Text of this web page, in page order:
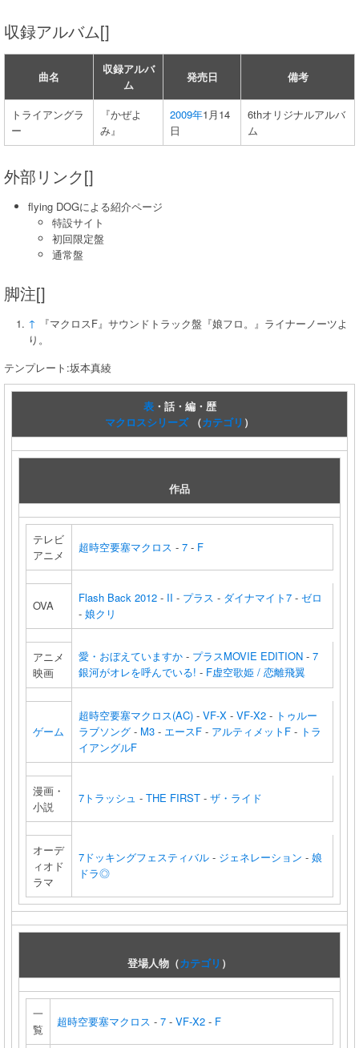
収録アルバム[]
曲名
収録アルバ
ム
発売日 備考
トライアングラ
ー
『かぜよ
み』
2009年1月14
日
6thオリジナルアルバ
ム
外部リンク[]
flying DOGによる紹介ページ
特設サイト
初回限定盤
通常盤
脚注[]
↑
『マクロスF』サウンドトラック盤『娘フロ。』ライナーノーツよ
り。
テンプレート:坂本真綾
表・話・編・歴
マクロスシリーズ（カテゴリ ）
作品
テレビ
アニメ
超時空要塞マクロス - 7 - F
OVA
Flash Back 2012 - II - プラス - ダイナマイト7 - ゼロ
- 娘クリ
アニメ
映画
愛・おぼえていますか - プラスMOVIE EDITION - 7
銀河がオレを呼んでいる! - F虚空歌姫 / 恋離飛翼
ゲーム
超時空要塞マクロス(AC) - VF-X - VF-X2 - トゥルー
ラブソング - M3 - エースF - アルティメットF - トラ
イアングルF
漫画・
小説
7トラッシュ - THE FIRST - ザ・ライド
オーデ
ィオド
ラマ
7ドッキングフェスティバル - ジェネレーション - 娘
ドラ◎
登場人物（カテゴリ ）
一
覧
超時空要塞マクロス - 7 - VF-X2 - F